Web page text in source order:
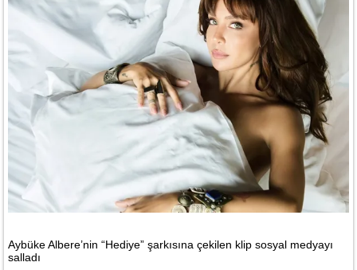
Aybüke Albere’nin “Hediye” şarkısına çekilen klip sosyal medyayı
salladı